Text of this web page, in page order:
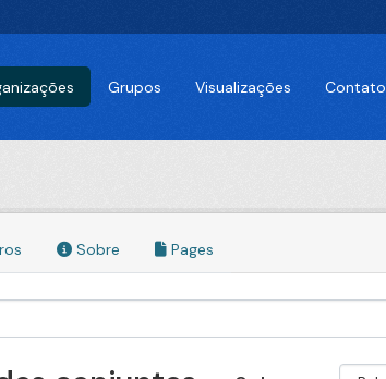
Grupos Visualizações Contato
Sobre Pages